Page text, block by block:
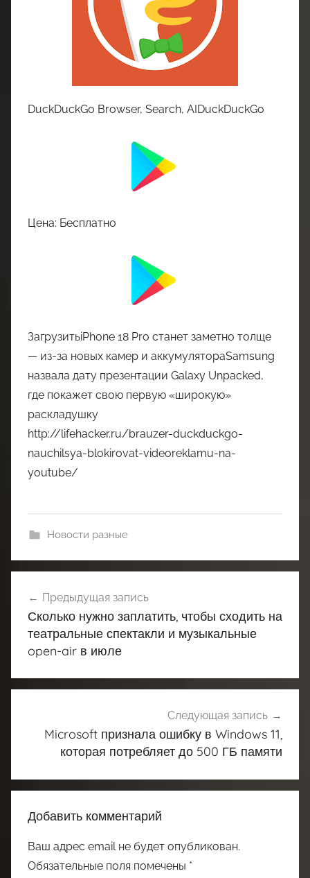
DuckDuckGo Browser, Search, AIDuckDuckGo
Цена: Бесплатно
ЗагрузитьiPhone 18 Pro станет заметно толще
— из-за новых камер и аккумулятораSamsung
назвала дату презентации Galaxy Unpacked,
где покажет свою первую «широкую»
раскладушку
http://lifehacker.ru/brauzer-duckduckgo-
nauchilsya-blokirovat-videoreklamu-na-
youtube/
Новости разные
по
записям
Предыдущая запись
Сколько нужно заплатить, чтобы сходить на
театральные спектакли и музыкальные
open-air в июле
Следующая запись
Microsoft признала ошибку в Windows 11,
которая потребляет до 500 ГБ памяти
Добавить комментарий
Ваш адрес email не будет опубликован.
Обязательные поля помечены *